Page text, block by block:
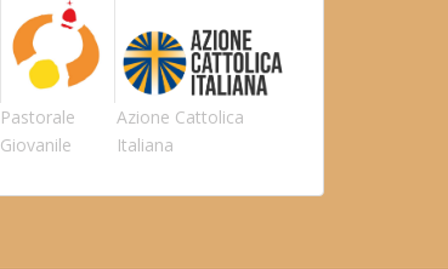
Pastorale
Giovanile
Azione Cattolica
Italiana